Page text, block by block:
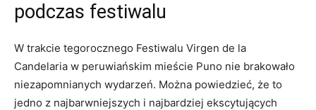
podczas⁤ festiwalu
W trakcie tegorocznego⁣ Festiwalu⁣ Virgen de ‍la
Candelaria w peruwiańskim mieście Puno ‍nie brakowało
⁢niezapomnianych wydarzeń. Można⁤ powiedzieć, ‌że to
‌jedno z najbarwniejszych ‍i najbardziej ⁣ekscytujących